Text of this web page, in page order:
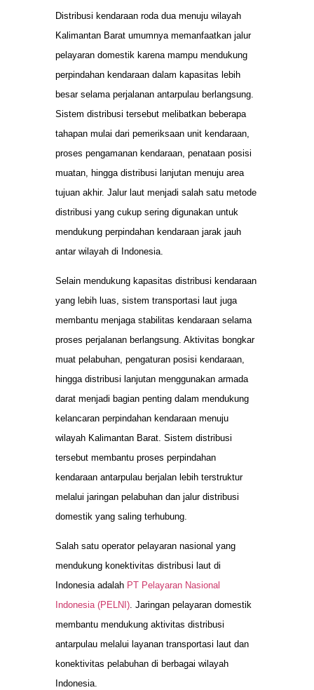
Distribusi kendaraan roda dua menuju wilayah
Kalimantan Barat umumnya memanfaatkan jalur
pelayaran domestik karena mampu mendukung
perpindahan kendaraan dalam kapasitas lebih
besar selama perjalanan antarpulau berlangsung.
Sistem distribusi tersebut melibatkan beberapa
tahapan mulai dari pemeriksaan unit kendaraan,
proses pengamanan kendaraan, penataan posisi
muatan, hingga distribusi lanjutan menuju area
tujuan akhir. Jalur laut menjadi salah satu metode
distribusi yang cukup sering digunakan untuk
mendukung perpindahan kendaraan jarak jauh
antar wilayah di Indonesia.
Selain mendukung kapasitas distribusi kendaraan
yang lebih luas, sistem transportasi laut juga
membantu menjaga stabilitas kendaraan selama
proses perjalanan berlangsung. Aktivitas bongkar
muat pelabuhan, pengaturan posisi kendaraan,
hingga distribusi lanjutan menggunakan armada
darat menjadi bagian penting dalam mendukung
kelancaran perpindahan kendaraan menuju
wilayah Kalimantan Barat. Sistem distribusi
tersebut membantu proses perpindahan
kendaraan antarpulau berjalan lebih terstruktur
melalui jaringan pelabuhan dan jalur distribusi
domestik yang saling terhubung.
Salah satu operator pelayaran nasional yang
mendukung konektivitas distribusi laut di
Indonesia adalah PT Pelayaran Nasional
Indonesia (PELNI). Jaringan pelayaran domestik
membantu mendukung aktivitas distribusi
antarpulau melalui layanan transportasi laut dan
konektivitas pelabuhan di berbagai wilayah
Indonesia.